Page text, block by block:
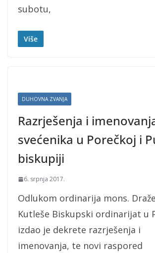
subotu,
Više
DUHOVNA ZVANJA
Razrješenja i
svećenika u Porečkoj i
biskupiji
6. srpnja 2017.
Odlukom ordinarija mons.
Kutleše Biskupski ordinarijat u
izdao je dekrete razrješenja i
imenovanja, te novi raspored